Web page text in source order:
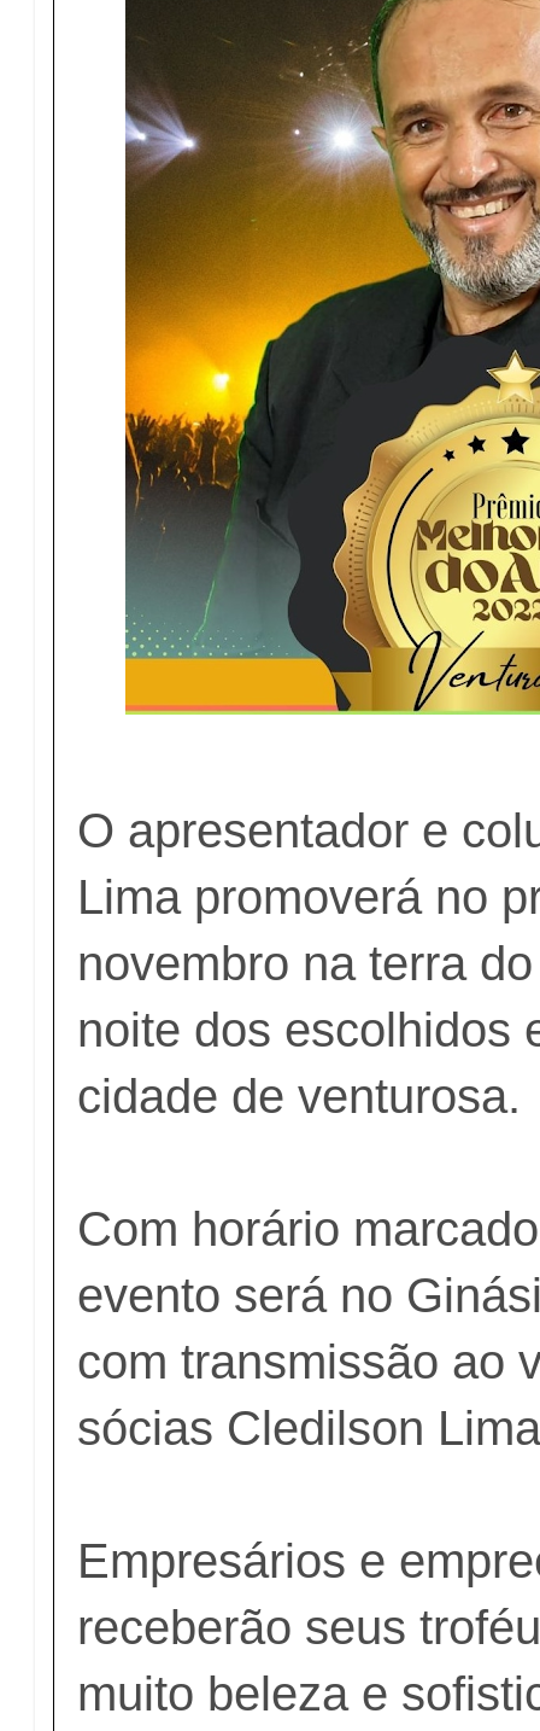
O apresentador e
Lima promoverá no
novembro na terra
noite dos escolhidos
cidade de venturosa.
Com horário
evento será no
com transmissão ao
sócias Cledilson
Empresários e
receberão seus
muito beleza e